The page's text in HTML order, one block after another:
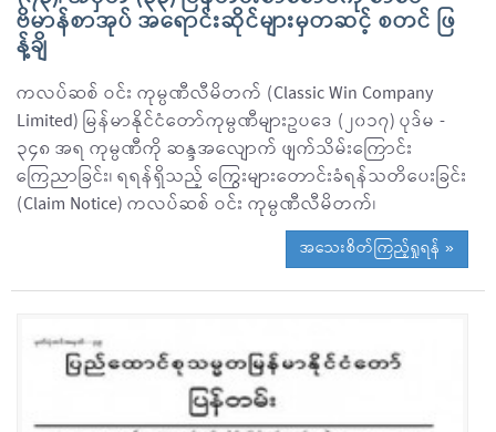
ဗိမာန်စာအုပ် အရောင်းဆိုင်များမှတဆင့် စတင် ဖြ
န့်ချိ
ကလပ်ဆစ် ဝင်း ကုမ္ပဏီလီမိတက် (Classic Win Company
Limited) မြန်မာနိုင်ငံတော်ကုမ္ပဏီများဥပဒေ (၂၀၁၇) ပုဒ်မ -
၃၄၈ အရ ကုမ္ပဏီကို ဆန္ဒအလျောက် ဖျက်သိမ်းကြောင်း
ကြေညာခြင်း၊ ရရန်ရှိသည့် ကြွေးများတောင်းခံရန်သတိပေးခြင်း
(Claim Notice) ကလပ်ဆစ် ဝင်း ကုမ္ပဏီလီမိတက်၊
အသေးစိတ်ကြည့်ရှုရန် »